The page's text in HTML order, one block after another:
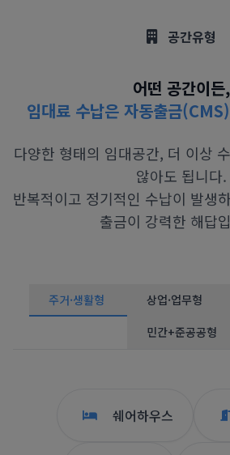
공간유형
어떤 공간이든,
임대료 수납은 자동출금
다양한 형태의 임대공간, 더 이상
않아도 됩니다.
반복적이고 정기적인 수납이 발생
출금이 강력한 해답
주거·생활형 상업·업무형
민간+준공공형
쉐어하우스